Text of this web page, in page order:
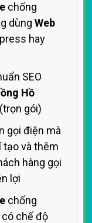
chống
dùng Web
hay
SEO
Hồ
gói)
gọi điện mà
tạo và thêm
hàng gọi
lợi
chống
có chế độ